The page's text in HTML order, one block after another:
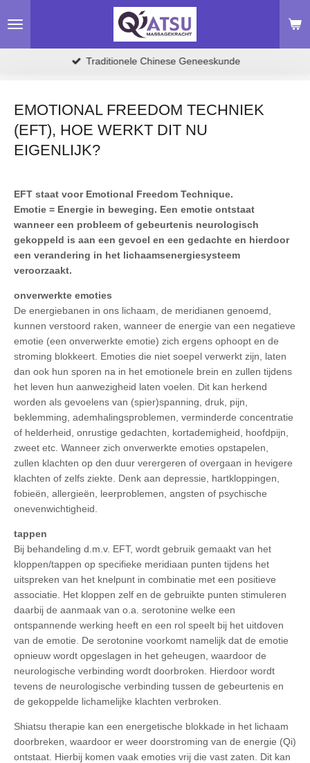
direct
Traditionele Chinese Geneeskunde
EMOTIONAL FREEDOM TECHNIEK
(EFT), HOE WERKT DIT NU
EIGENLIJK?
EFT staat voor Emotional Freedom Technique.
Emotie = Energie in beweging. Een emotie ontstaat
wanneer een probleem of gebeurtenis neurologisch
gekoppeld is aan een gevoel en een gedachte en hierdoor
een verandering in het lichaamsenergiesysteem
veroorzaakt.
onverwerkte emoties
De energiebanen in ons lichaam, de meridianen genoemd,
kunnen verstoord raken, wanneer de energie van een negatieve
emotie (een onverwerkte emotie) zich ergens ophoopt en de
stroming blokkeert. Emoties die niet soepel verwerkt zijn, laten
dan ook hun sporen na in het emotionele brein en zullen tijdens
het leven hun aanwezigheid laten voelen. Dit kan herkend
worden als gevoelens van (spier)spanning, druk, pijn,
beklemming, ademhalingsproblemen, verminderde concentratie
of helderheid, onrustige gedachten, kortademigheid, hoofdpijn,
zweet etc. Wanneer zich onverwerkte emoties opstapelen,
zullen klachten op den duur verergeren of overgaan in hevigere
klachten of zelfs ziekte. Denk aan depressie, hartkloppingen,
fobieën, allergieën, leerproblemen, angsten of psychische
onevenwichtigheid.
tappen
Bij behandeling d.m.v. EFT, wordt gebruik gemaakt van het
kloppen/tappen op specifieke meridiaan punten tijdens het
uitspreken van het knelpunt in combinatie met een positieve
associatie. Het kloppen zelf en de gebruikte punten stimuleren
daarbij de aanmaak van o.a. serotonine welke een
ontspannende werking heeft en een rol speelt bij het uitdoven
van de emotie. De serotonine voorkomt namelijk dat de emotie
opnieuw wordt opgeslagen in het geheugen, waardoor de
neurologische verbinding wordt doorbroken. Hierdoor wordt
tevens de neurologische verbinding tussen de gebeurtenis en
de gekoppelde lichamelijke klachten verbroken.
Shiatsu therapie kan een energetische blokkade in het lichaam
doorbreken, waardoor er weer doorstroming van de energie (Qi)
ontstaat. Hierbij komen vaak emoties vrij die vast zaten. Dit kan